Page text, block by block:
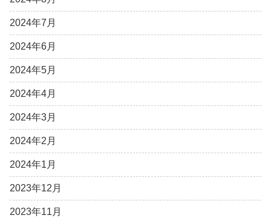
2024年7月
2024年6月
2024年5月
2024年4月
2024年3月
2024年2月
2024年1月
2023年12月
2023年11月